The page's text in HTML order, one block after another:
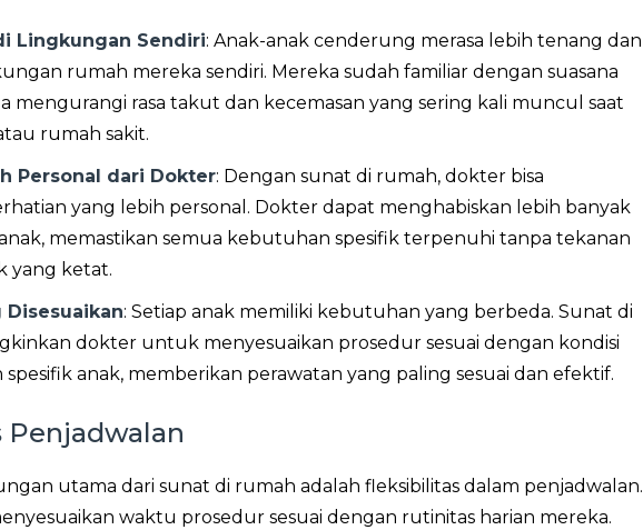
Lingkungan Sendiri: Anak-anak cenderung merasa lebih tenang dan
rumah mereka sendiri. Mereka sudah familiar dengan suasana
mengurangi rasa takut dan kecemasan yang sering kali muncul saat
rumah sakit.
Personal dari Dokter: Dengan sunat di rumah, dokter bisa
yang lebih personal. Dokter dapat menghabiskan lebih banyak
memastikan semua kebutuhan spesifik terpenuhi tanpa tekanan
yang ketat.
Disesuaikan: Setiap anak memiliki kebutuhan yang berbeda. Sunat di
dokter untuk menyesuaikan prosedur sesuai dengan kondisi
anak, memberikan perawatan yang paling sesuai dan efektif.
utama dari sunat di rumah adalah fleksibilitas dalam penjadwalan.
waktu prosedur sesuai dengan rutinitas harian mereka.